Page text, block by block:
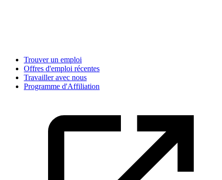
Trouver un emploi
Offres d'emploi récentes
Travailler avec nous
Programme d'Affiliation